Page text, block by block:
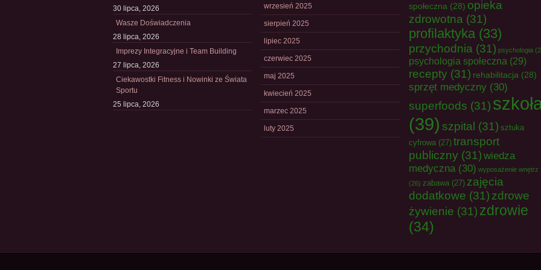
30 lipca, 2026
Wasze Doświadczenia
28 lipca, 2026
Imprezy Integracyjne i Team Building
27 lipca, 2026
Ciekawostki Fitness i Nowinki ze Świata
Sportu
25 lipca, 2026
wrzesień 2025
sierpień 2025
lipiec 2025
czerwiec 2025
maj 2025
kwiecień 2025
marzec 2025
luty 2025
społeczna (28) opieka
zdrowotna (31)
profilaktyka (33)
przychodnia (31) psychologia
psychologia społeczna (29)
recepty (31) rehabilitacja (28)
sprzęt medyczny (30)
superfoods (31)
(39) szpital (31) sztuka
cyfrowa (27) transport
publiczny (31) wiedza
medyczna(30) wyposażenie wnętrz
(26) zabawa (27) zajęcia
dodatkowe (31) zdrowe
żywienie (31) zdrowie
(34)